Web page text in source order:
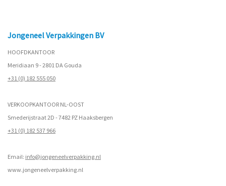
Jongeneel Verpakkingen BV
HOOFDKANTOOR
Meridiaan 9 - 2801 DA Gouda
+31 (0) 182 555 050
VERKOOPKANTOOR NL-OOST
Smederijstraat 2D - 7482 PZ Haaksbergen
+31 (0) 182 537 966
Email: info@jongeneelverpakking.nl
www.jongeneelverpakking.nl